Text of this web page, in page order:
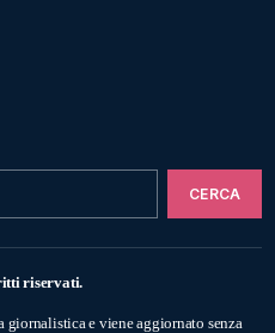
riservati.
giornalistica e viene aggiornato senza